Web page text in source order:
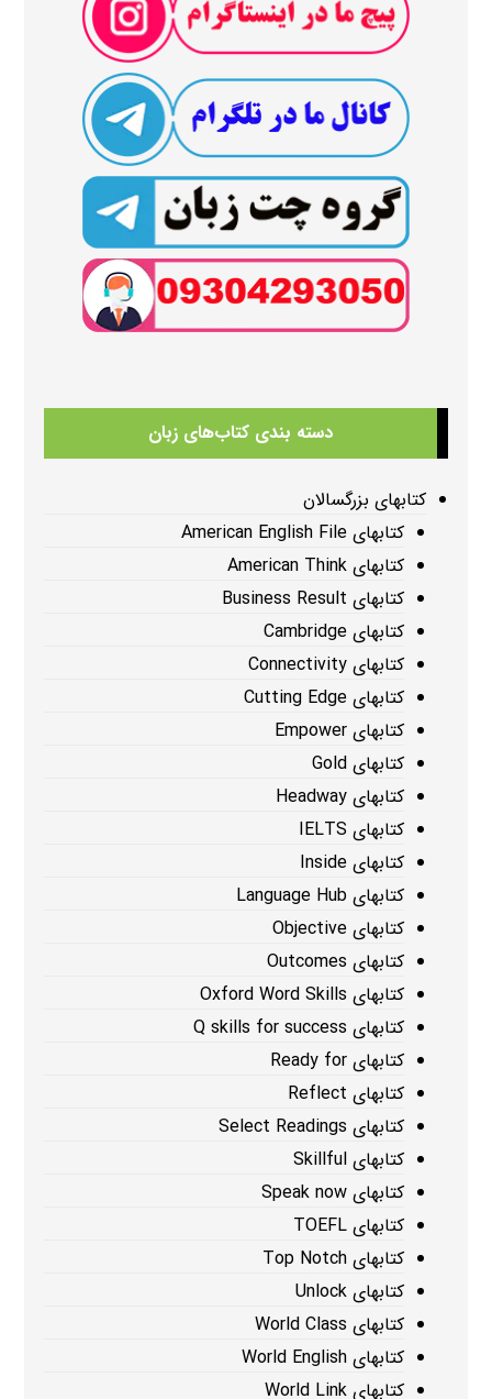
دسته بندی کتاب‌های زبان
کتابهای بزرگسالان
کتابهای American English File
کتابهای American Think
کتابهای Business Result
کتابهای Cambridge
کتابهای Connectivity
کتابهای Cutting Edge
کتابهای Empower
کتابهای Gold
کتابهای Headway
کتابهای IELTS
کتابهای Inside
کتابهای Language Hub
کتابهای Objective
کتابهای Outcomes
کتابهای Oxford Word Skills
کتابهای Q skills for success
کتابهای Ready for
کتابهای Reflect
کتابهای Select Readings
کتابهای Skillful
کتابهای Speak now
کتابهای TOEFL
کتابهای Top Notch
کتابهای Unlock
کتابهای World Class
کتابهای World English
کتابهای World Link